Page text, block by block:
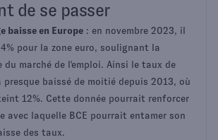
de se passer
baisse en Europe : en novembre 2023, il
pour la zone euro, soulignant la
du marché de l'emploi. Ainsi le taux de
presque baissé de moitié depuis 2013, où
12%. Cette donnée pourrait renforcer
avec laquelle BCE pourrait entamer son
des taux.